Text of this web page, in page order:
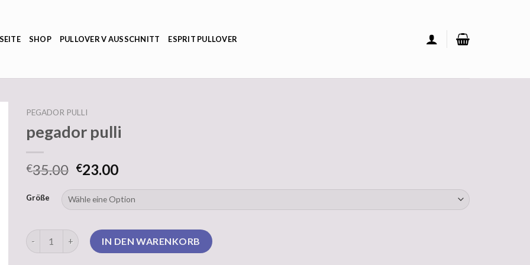
SHOP PULLOVER V AUSSCHNITT ESPRIT PULLOVER
PEGADOR PULLI
pegador pulli
€35.00 €23.00
Größe
pegador pulli MengeIN DEN WARENKORB